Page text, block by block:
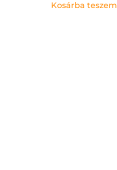
Kosárba teszem